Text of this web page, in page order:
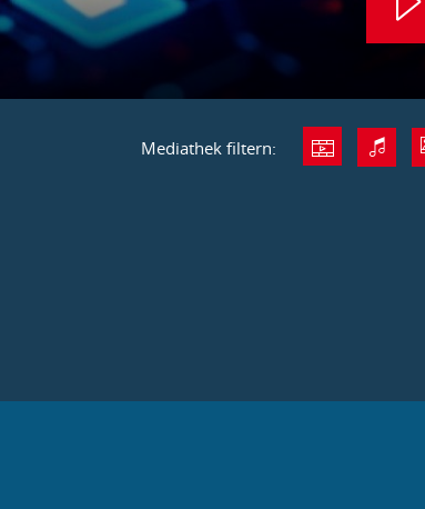
Mediathek filtern: